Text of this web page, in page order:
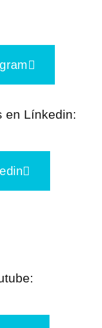
en Línkedin: